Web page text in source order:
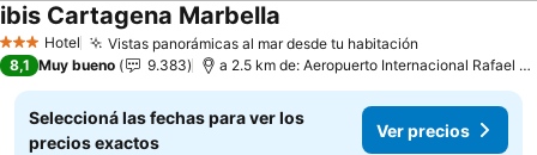
3 Estrellas
Hotel Vistas panorámicas al mar desde tu habitación
ibis Cartagena Marbella
8,1 Muy bueno 9.383 a 2.5 km de: Aeropuerto Internacional Rafael Núñez
Seleccioná las fechas para ver los
precios exactos
Ver precios